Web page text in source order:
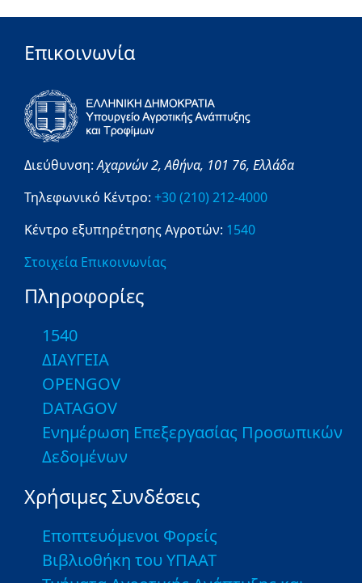
Επικοινωνία
Διεύθυνση:Αχαρνών 2,Αθήνα, 101 76, Ελλάδα
Τηλεφωνικό Κέντρο: +30 (210) 212-4000
Κέντρο εξυπηρέτησης Αγροτών: 1540
Στοιχεία Επικοινωνίας
Πληροφορίες
1540
ΔΙΑΥΓΕΙΑ
OPENGOV
DATAGOV
Ενημέρωση Επεξεργασίας Προσωπικών
Δεδομένων
Χρήσιμες Συνδέσεις
Εποπτευόμενοι Φορείς
Βιβλιοθήκη του ΥΠΑΑΤ